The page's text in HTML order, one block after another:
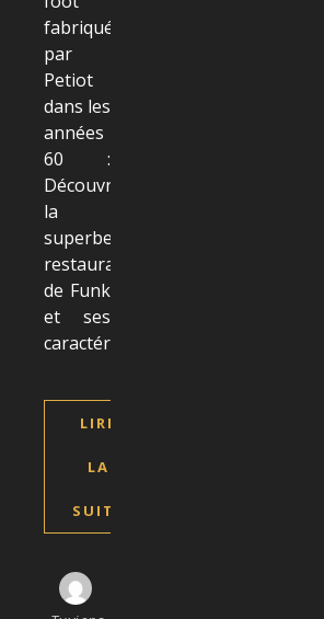
fabriqué
par
Petiot
dans les
années
60 :
Découvrez
la
superbe
restauration
de Funk
et ses
caractéristiques
LIRE
LA
SUITE